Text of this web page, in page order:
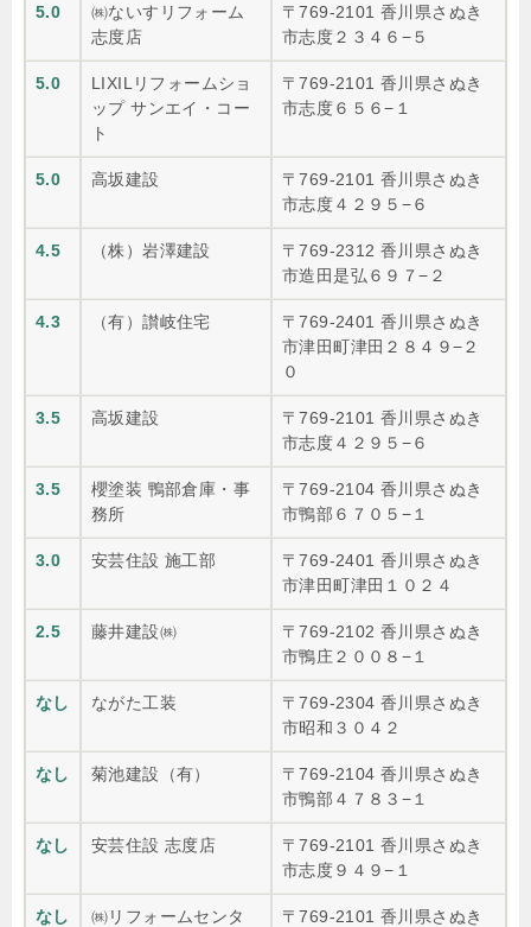
5.0
㈱ないすリフォーム
志度店
〒769-2101 香川県さぬき
市志度２３４６−５
5.0
LIXILリフォームショ
ップ サンエイ・コー
ト
〒769-2101 香川県さぬき
市志度６５６−１
5.0 高坂建設
〒769-2101 香川県さぬき
市志度４２９５−６
4.5 （株）岩澤建設
〒769-2312 香川県さぬき
市造田是弘６９７−２
4.3 （有）讃岐住宅
〒769-2401 香川県さぬき
市津田町津田２８４９−２
０
3.5 高坂建設
〒769-2101 香川県さぬき
市志度４２９５−６
3.5
櫻塗装 鴨部倉庫・事
務所
〒769-2104 香川県さぬき
市鴨部６７０５−１
3.0 安芸住設 施工部
〒769-2401 香川県さぬき
市津田町津田１０２４
2.5 藤井建設㈱
〒769-2102 香川県さぬき
市鴨庄２００８−１
なし ながた工装
〒769-2304 香川県さぬき
市昭和３０４２
なし 菊池建設（有）
〒769-2104 香川県さぬき
市鴨部４７８３−１
なし 安芸住設 志度店
〒769-2101 香川県さぬき
市志度９４９−１
なし
㈱リフォームセンタ
〒769-2101 香川県さぬき